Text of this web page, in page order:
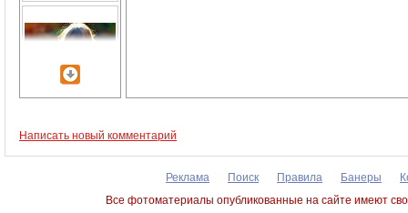
Написать новый комментарий
Реклама Поиск Правила Банеры
Все фотоматериалы опубликованные на сайте имеют